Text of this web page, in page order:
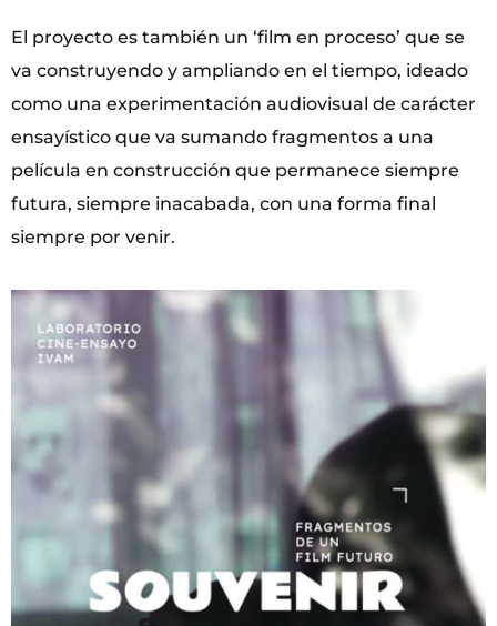
El proyecto es también un ‘film en proceso’ que se
va construyendo y ampliando en el tiempo, ideado
como una experimentación audiovisual de carácter
ensayístico que va sumando fragmentos a una
película en construcción que permanece siempre
futura, siempre inacabada, con una forma final
siempre por venir.